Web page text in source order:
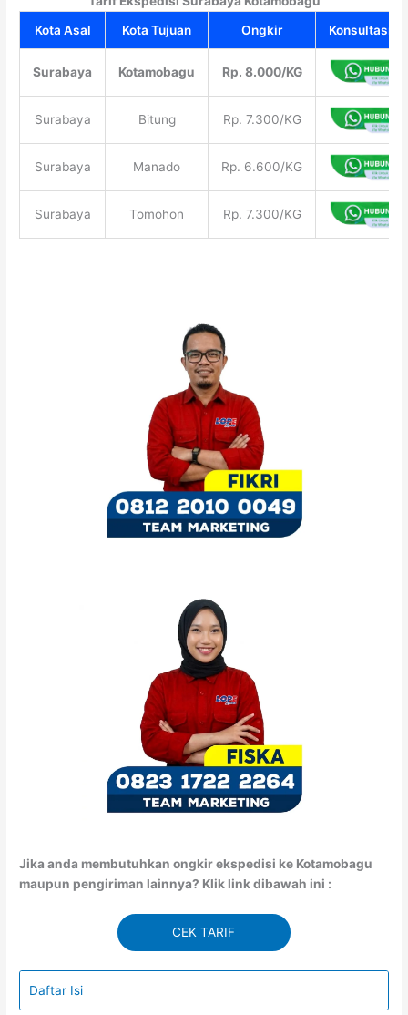
Kota Asal
Kota Tujuan Ongkir Konsultasi
Surabaya Kotamobagu Rp. 8.000/KG
Surabaya Bitung Rp. 7.300/KG
Surabaya Manado Rp. 6.600/KG
Surabaya Tomohon Rp. 7.300/KG
Jika anda membutuhkan ongkir ekspedisi ke Kotamobagu
maupun pengiriman lainnya? Klik link dibawah ini :
CEK TARIF
Daftar Isi